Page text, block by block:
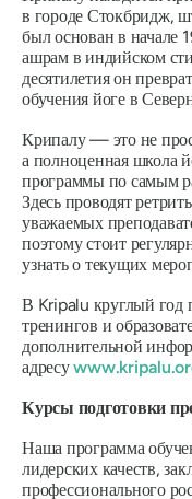
в городе Стокбридж,
был основан в начале
ашрам в индийском
десятилетия он
обучения йоге в
Крипалу — это не
а полноценная школа
программы по самым
Здесь проводят
уважаемых
поэтому стоит
узнать о текущих
В Kripalu круглый год
тренингов и
дополнительной
адресу
Курсы подготовки
Наша программа
лидерских качеств,
профессионального